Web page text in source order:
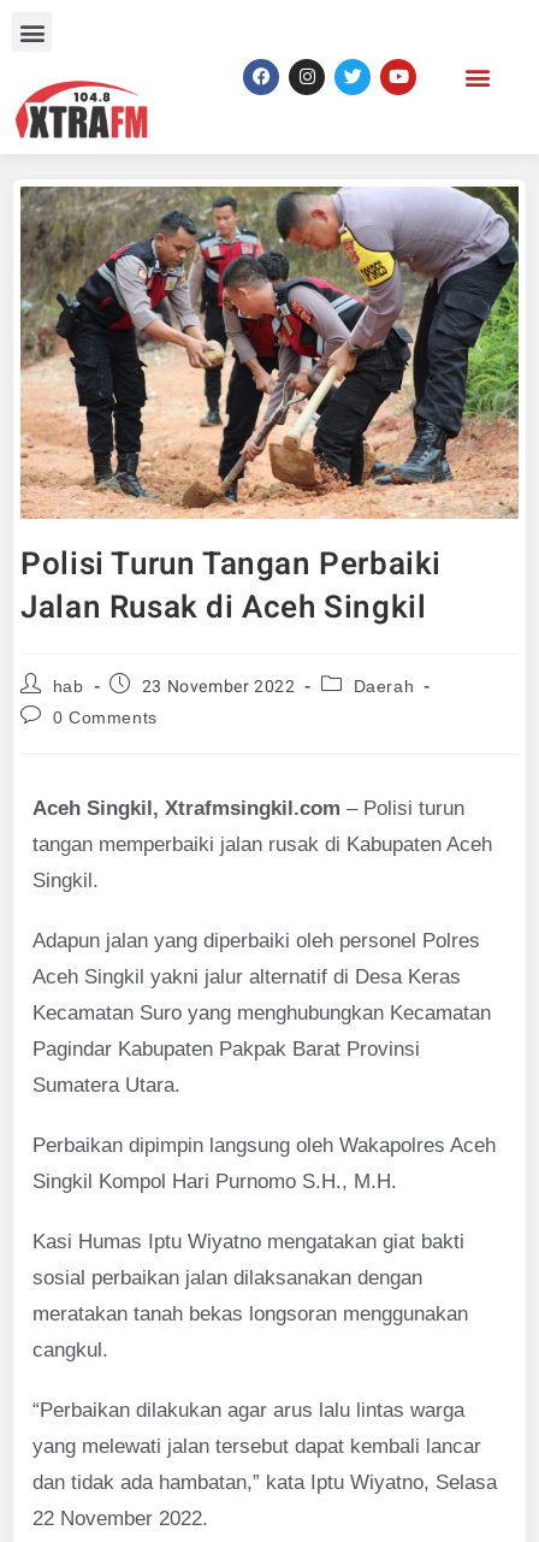
Polisi Turun Tangan Perbaiki
Jalan Rusak di Aceh Singkil
hab 23 November 2022
Daerah
0 Comments
Aceh Singkil, Xtrafmsingkil.com – Polisi turun
tangan memperbaiki jalan rusak di Kabupaten Aceh
Singkil.
Adapun jalan yang diperbaiki oleh personel Polres
Aceh Singkil yakni jalur alternatif di Desa Keras
Kecamatan Suro yang menghubungkan Kecamatan
Pagindar Kabupaten Pakpak Barat Provinsi
Sumatera Utara.
Perbaikan dipimpin langsung oleh Wakapolres Aceh
Singkil Kompol Hari Purnomo S.H., M.H.
Kasi Humas Iptu Wiyatno mengatakan giat bakti
sosial perbaikan jalan dilaksanakan dengan
meratakan tanah bekas longsoran menggunakan
cangkul.
“Perbaikan dilakukan agar arus lalu lintas warga
yang melewati jalan tersebut dapat kembali lancar
dan tidak ada hambatan,” kata Iptu Wiyatno, Selasa
22 November 2022.